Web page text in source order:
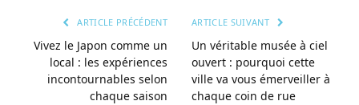
ARTICLE PRÉCÉDENT
Vivez le Japon comme un
local : les expériences
incontournables selon
chaque saison
ARTICLE SUIVANT
Un véritable musée à ciel
ouvert : pourquoi cette
ville va vous émerveiller à
chaque coin de rue